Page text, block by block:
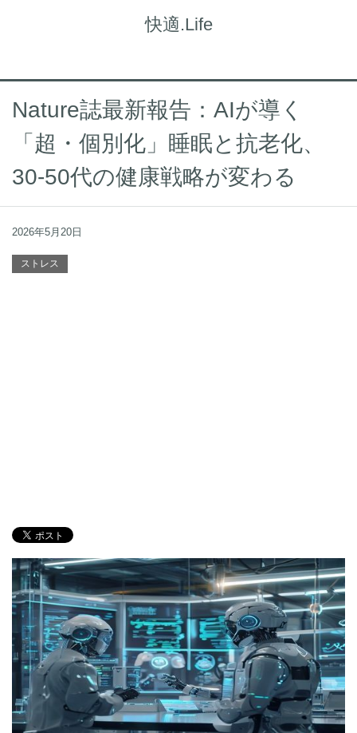
快適.Life
Nature誌最新報告：AIが導く
「超・個別化」睡眠と抗老化、
30-50代の健康戦略が変わる
2026年5月20日
ストレス